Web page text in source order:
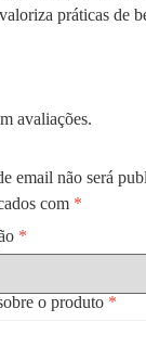
práticas de
avaliações.
email não será
com *
*
o produto *